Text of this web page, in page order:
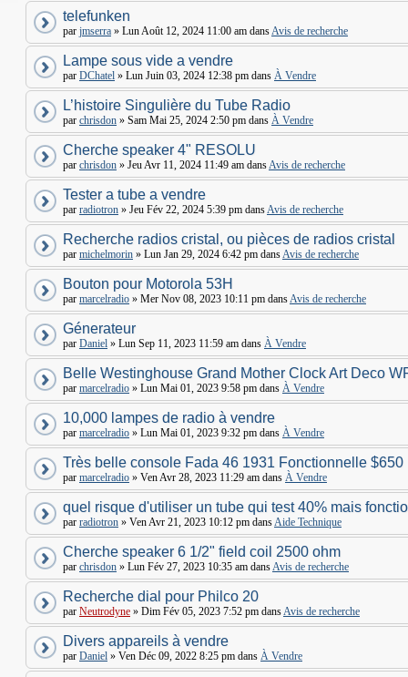
telefunken
par jmserra » Lun Août 12, 2024 11:00 am dansAvis de recherche
Lampe sous vide a vendre
par DChatel » Lun Juin 03, 2024 12:38 pm dans À Vendre
L’histoire Singulière du Tube Radio
par chrisdon » Sam Mai 25, 2024 2:50 pm dans À Vendre
Cherche speaker 4" RESOLU
par chrisdon » Jeu Avr 11, 2024 11:49 am dansAvis de recherche
Tester a tube a vendre
par radiotron » Jeu Fév 22, 2024 5:39 pm dansAvis de recherche
Recherche radios cristal, ou pièces de radios cristal
par michelmorin » Lun Jan 29, 2024 6:42 pm dansAvis de recherche
Bouton pour Motorola 53H
par marcelradio » Mer Nov 08, 2023 10:11 pm dansAvis de recherche
Génerateur
par Daniel » Lun Sep 11, 2023 11:59 am dans À Vendre
Belle Westinghouse Grand Mother Clock Art Deco
par marcelradio » Lun Mai 01, 2023 9:58 pm dans À Vendre
10,000 lampes de radio à vendre
par marcelradio » Lun Mai 01, 2023 9:32 pm dans À Vendre
Très belle console Fada 46 1931 Fonctionnelle $650
par marcelradio » Ven Avr 28, 2023 11:29 am dans À Vendre
quel risque d'utiliser un tube qui test 40% mais
par radiotron » Ven Avr 21, 2023 10:12 pm dansAide Technique
Cherche speaker 6 1/2" field coil 2500 ohm
par chrisdon » Lun Fév 27, 2023 10:35 am dansAvis de recherche
Recherche dial pour Philco 20
par Neutrodyne » Dim Fév 05, 2023 7:52 pm dansAvis de recherche
Divers appareils à vendre
par Daniel » Ven Déc 09, 2022 8:25 pm dans À Vendre